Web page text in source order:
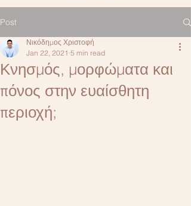
Post
Κνησμός, μορφώματα και
πόνος στην ευαίσθητη
περιοχή;
Νικόδημος Χριστοφή
Jan 22, 2021 5 min read